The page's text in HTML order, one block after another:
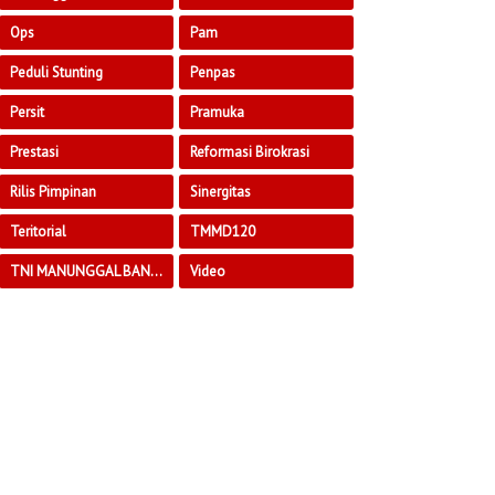
Ops Pam
Peduli Stunting Penpas
Persit Pramuka
Prestasi Reformasi Birokrasi
Rilis Pimpinan Sinergitas
Teritorial TMMD120
TNI MANUNGGAL BANGUN DESA Video